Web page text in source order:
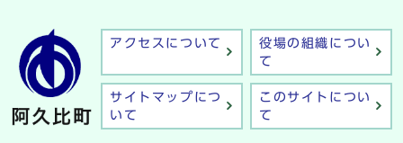
アクセスについて
役場の組織につい
て
サイトマップにつ
いて
このサイトについ
て